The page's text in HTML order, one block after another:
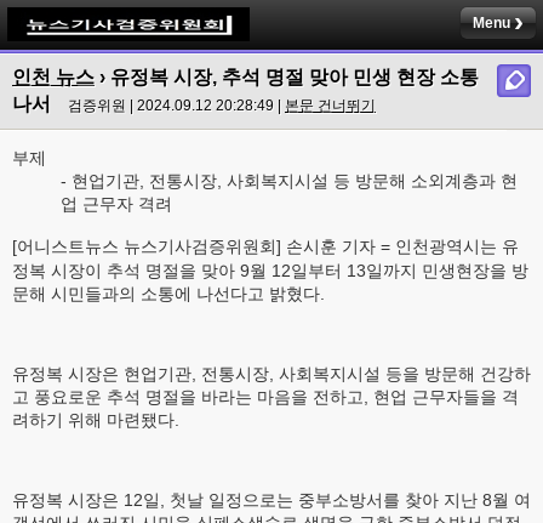
Menu
인천 뉴스 › 유정복 시장, 추석 명절 맞아 민생 현장 소통
나서
검증위원 | 2024.09.12 20:28:49 | 본문 건너뛰기
부제
- 현업기관, 전통시장, 사회복지시설 등 방문해 소외계층과 현
업 근무자 격려
[어니스트뉴스 뉴스기사검증위원회] 손시훈 기자 = 인천광역시는 유
정복 시장이 추석 명절을 맞아 9월 12일부터 13일까지 민생현장을 방
문해 시민들과의 소통에 나선다고 밝혔다.
유정복 시장은 현업기관, 전통시장, 사회복지시설 등을 방문해 건강하
고 풍요로운 추석 명절을 바라는 마음을 전하고, 현업 근무자들을 격
려하기 위해 마련됐다.
유정복 시장은 12일, 첫날 일정으로는 중부소방서를 찾아 지난 8월 여